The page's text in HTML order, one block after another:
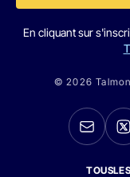
En cliquant sur
© 2026